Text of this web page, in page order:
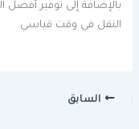
بالإضافة إلى توفير أفضل
النقل في وقت قياسي.
السابق